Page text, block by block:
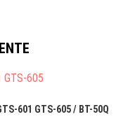
601 GTS-605 / BT-50Q